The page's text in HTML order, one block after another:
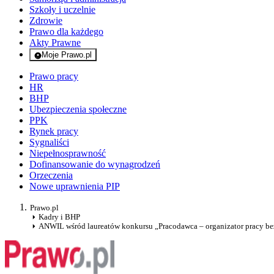
Szkoły i uczelnie
Zdrowie
Prawo dla każdego
Akty Prawne
Moje Prawo.pl
- rejestracja i logowanie do serwisu
Prawo pracy
HR
BHP
Ubezpieczenia społeczne
PPK
Rynek pracy
Sygnaliści
Niepełnosprawność
Dofinansowanie do wynagrodzeń
Orzeczenia
Nowe uprawnienia PIP
Prawo.pl
Kadry i BHP
ANWIL wśród laureatów konkursu „Pracodawca – organizator pracy